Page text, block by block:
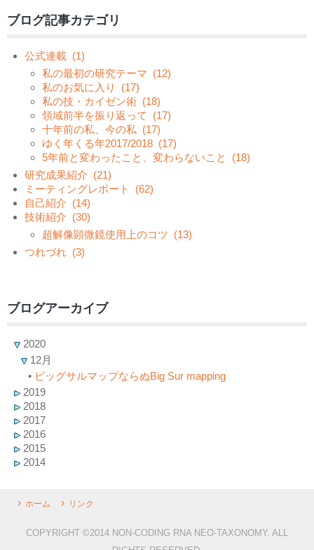
ブログ記事カテゴリ
公式連載 (1)
私の最初の研究テーマ (12)
私のお気に入り
(17)
私の技・カイゼン術 (18)
領域前半を振り返って
(17)
十年前の私、今の私 (17)
ゆく年くる年2017/2018 (17)
5年前と変わったこと、変わらないこと
(18)
研究成果紹介 (21)
ミーティングレポート
(62)
自己紹介 (14)
技術紹介 (30)
超解像顕微鏡使用上のコツ (13)
つれづれ (3)
ブログアーカイブ
2020
12月
• ビッグサルマップならぬBig Sur mapping
2019
2018
2017
2016
2015
2014
ホーム リンク
COPYRIGHT ©2014 NON-CODING RNA NEO-TAXONOMY. ALL